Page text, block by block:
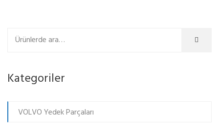
Kategoriler
VOLVO Yedek Parçaları